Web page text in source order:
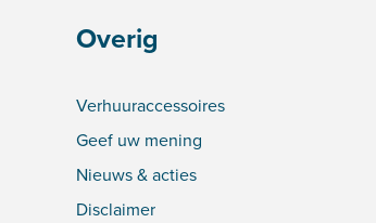
Overig
Verhuuraccessoires
Geef uw mening
Nieuws & acties
Disclaimer